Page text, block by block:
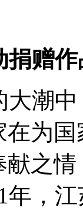
捐赠
潮中
为
之
年，